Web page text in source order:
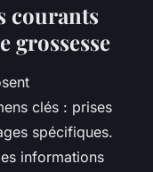
courants
grossesse
clés : prises
spécifiques.
informations